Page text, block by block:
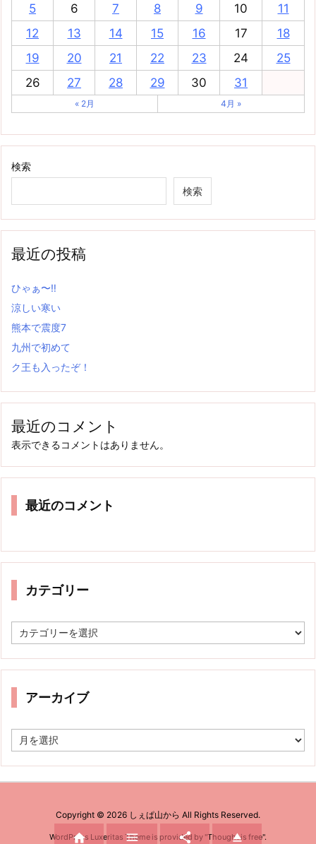
5
6 7 8 9 10
11
12
13 14 15 16 17
18
19
20 21 22 23 24
25
26
27 28 29 30 31
« 2月 4月 »
検索
検索
最近の投稿
ひゃぁ〜‼
涼しい寒い
熊本で震度7
九州で初めて
ク王も入ったぞ！
最近のコメント
表示できるコメントはありません。
最近のコメント
カテゴリー
テ
リ
アーカイブ
ー
Copyright © 2026 しぇぱ山から All Rights Reserved.
WordPress Luxeritas Theme is provided by "Thought is free".
   